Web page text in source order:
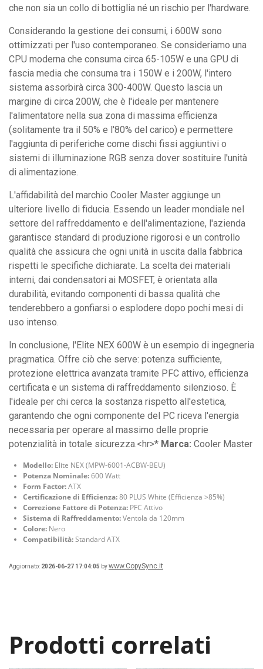
che non sia un collo di bottiglia né un rischio per l'hardware.
Considerando la gestione dei consumi, i 600W sono
ottimizzati per l'uso contemporaneo. Se consideriamo una
CPU moderna che consuma circa 65-105W e una GPU di
fascia media che consuma tra i 150W e i 200W, l'intero
sistema assorbirà circa 300-400W. Questo lascia un
margine di circa 200W, che è l'ideale per mantenere
l'alimentatore nella sua zona di massima efficienza
(solitamente tra il 50% e l'80% del carico) e permettere
l'aggiunta di periferiche come dischi fissi aggiuntivi o
sistemi di illuminazione RGB senza dover sostituire l'unità
di alimentazione.
L'affidabilità del marchio Cooler Master aggiunge un
ulteriore livello di fiducia. Essendo un leader mondiale nel
settore del raffreddamento e dell'alimentazione, l'azienda
garantisce standard di produzione rigorosi e un controllo
qualità che assicura che ogni unità in uscita dalla fabbrica
rispetti le specifiche dichiarate. La scelta dei materiali
interni, dai condensatori ai MOSFET, è orientata alla
durabilità, evitando componenti di bassa qualità che
tenderebbero a gonfiarsi o esplodere dopo pochi mesi di
uso intenso.
In conclusione, l'Elite NEX 600W è un esempio di ingegneria
pragmatica. Offre ciò che serve: potenza sufficiente,
protezione elettrica avanzata tramite PFC attivo, efficienza
certificata e un sistema di raffreddamento silenzioso. È
l'ideale per chi cerca la sostanza rispetto all'estetica,
garantendo che ogni componente del PC riceva l'energia
necessaria per operare al massimo delle proprie
potenzialità in totale sicurezza.<hr>* Marca: Cooler Master
Modello: Elite NEX (MPW-6001-ACBW-BEU)
Potenza Nominale:600 Watt
Form Factor:ATX
Certificazione di Efficienza:80 PLUS White (Efficienza >85%)
Correzione Fattore di Potenza: PFC Attivo
Sistema di Raffreddamento:Ventola da 120mm
Colore: Nero
Compatibilità:Standard ATX
Aggiornato: 2026-06-27 17:04:05 bywww.CopySync.it
Prodotti correlati